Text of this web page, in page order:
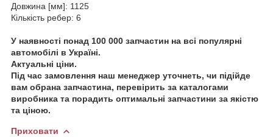
Довжина [мм]: 1125
Кількість ребер: 6
У наявності понад 100 000 запчастин на всі популярні
автомобілі в Україні.
Актуальні ціни.
Під час замовлення наш менеджер уточнеть, чи підійде
вам обрана запчастина, перевірить за каталогами
виробника та порадить оптимальні запчастини за якістю
та ціною.
Приховати